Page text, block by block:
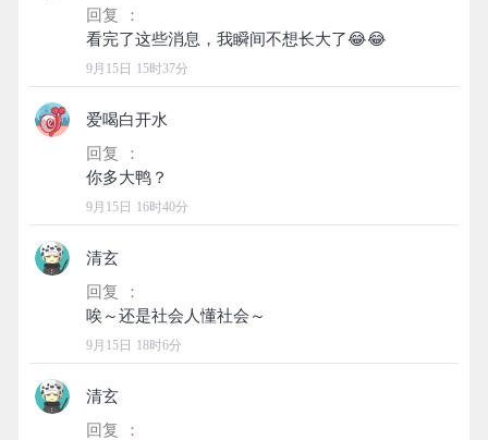
回复 ：
9月15日 15时37分
爱喝白开水
回复 ：
9月15日 16时40分
清玄
回复 ：
9月15日 18时6分
清玄
回复 ：